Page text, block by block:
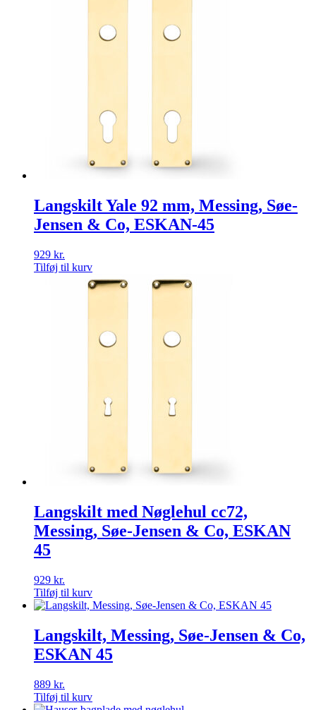
Langskilt Yale 92 mm, Messing, Søe-
Jensen & Co, ESKAN-45
929 kr.
Tilføj til kurv
Langskilt med Nøglehul cc72,
Messing, Søe-Jensen & Co, ESKAN
45
929 kr.
Tilføj til kurv
Langskilt, Messing, Søe-Jensen & Co,
ESKAN 45
889 kr.
Tilføj til kurv